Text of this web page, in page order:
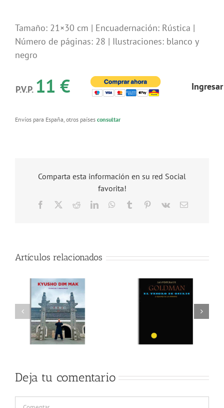
Tamaño: 21×30 cm | Encuadernación: Rústica |
Número de páginas: 28 | Ilustraciones: blanco y
negro
P.V.P. 11 €
Envíos para España, otros países consultar
Comparta esta información en su red Social
favorita!
Facebook RedditLinkedInWhatsApp
Tumblr Pinterest
Vk
Correo
Artículos relacionados
Deja tu comentario
Comentar